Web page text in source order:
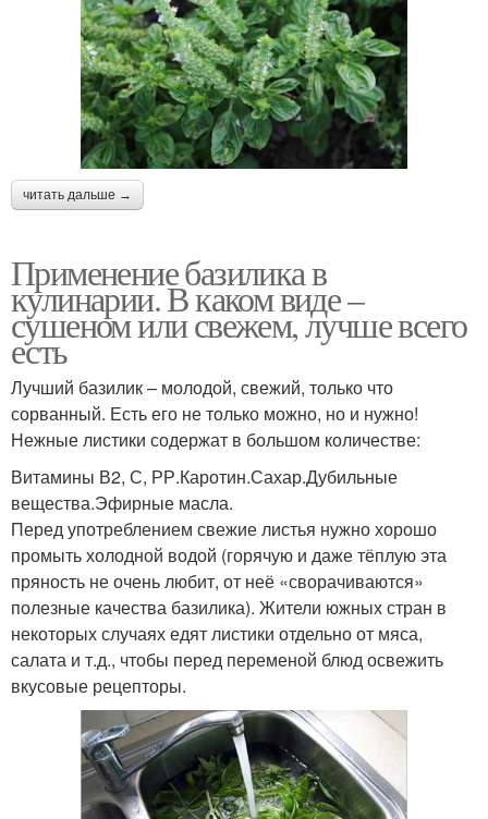
читать дальше →
Применение базилика в
кулинарии. В каком виде –
сушеном или свежем, лучше всего
есть
Лучший базилик – молодой, свежий, только что
сорванный. Есть его не только можно, но и нужно!
Нежные листики содержат в большом количестве:
Витамины В2, С, РР.Каротин.Сахар.Дубильные
вещества.Эфирные масла.
Перед употреблением свежие листья нужно хорошо
промыть холодной водой (горячую и даже тёплую эта
пряность не очень любит, от неё «сворачиваются»
полезные качества базилика). Жители южных стран в
некоторых случаях едят листики отдельно от мяса,
салата и т.д., чтобы перед переменой блюд освежить
вкусовые рецепторы.